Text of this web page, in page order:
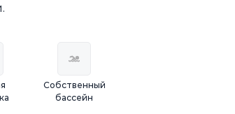
Собственный
бассейн